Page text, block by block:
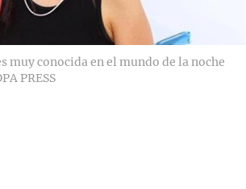
muy conocida en el mundo de la noche
PRESS